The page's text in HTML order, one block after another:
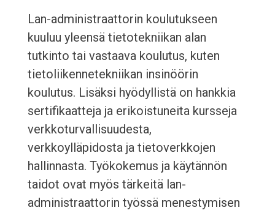
Lan-administraattorin koulutukseen
kuuluu yleensä tietotekniikan alan
tutkinto tai vastaava koulutus, kuten
tietoliikennetekniikan insinöörin
koulutus. Lisäksi hyödyllistä on hankkia
sertifikaatteja ja erikoistuneita kursseja
verkkoturvallisuudesta,
verkkoylläpidosta ja tietoverkkojen
hallinnasta. Työkokemus ja käytännön
taidot ovat myös tärkeitä lan-
administraattorin työssä menestymisen